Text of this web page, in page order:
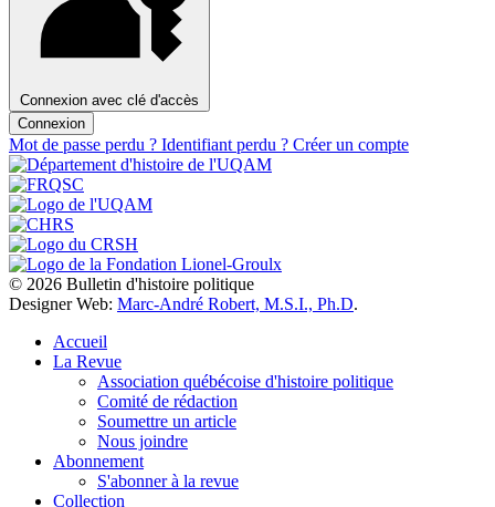
Connexion avec clé d'accès
Connexion
Mot de passe perdu ? Identifiant perdu ? Créer un compte
© 2026 Bulletin d'histoire politique
Designer Web: Marc-André Robert, M.S.I., Ph.D.
Accueil
La Revue
Association québécoise d'histoire politique
Comité de rédaction
Soumettre un article
Nous joindre
Abonnement
S'abonner à la revue
Collection